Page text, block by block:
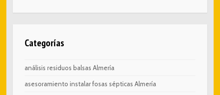
Categorías
análisis residuos balsas Almería
asesoramiento instalar fosas sépticas Almería